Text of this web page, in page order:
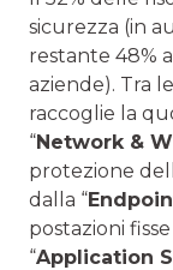
sicurezza (in
restante 48%
aziende). Tra
raccoglie la
“Network &
protezione
dalla “
postazioni
“Application